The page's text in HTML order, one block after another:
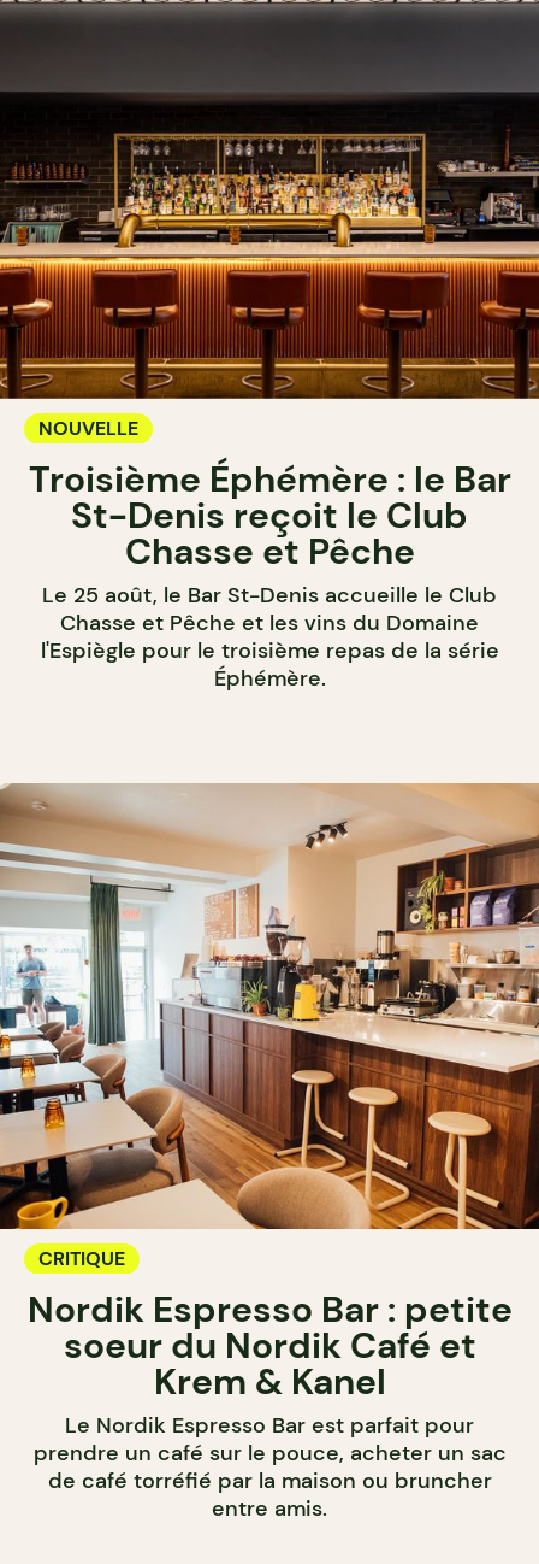
NOUVELLE
Troisième Éphémère : le Bar
St-Denis reçoit le Club
Chasse et Pêche
Le 25 août, le Bar St-Denis accueille le Club
Chasse et Pêche et les vins du Domaine
l'Espiègle pour le troisième repas de la série
Éphémère.
CRITIQUE
Nordik Espresso Bar : petite
soeur du Nordik Café et
Krem & Kanel
Le Nordik Espresso Bar est parfait pour
prendre un café sur le pouce, acheter un sac
de café torréfié par la maison ou bruncher
entre amis.